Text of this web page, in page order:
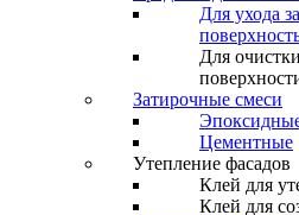
Для ухода
Для
Затирочные смеси
Цементные
Утепление фасадов
Клей для
Клей для